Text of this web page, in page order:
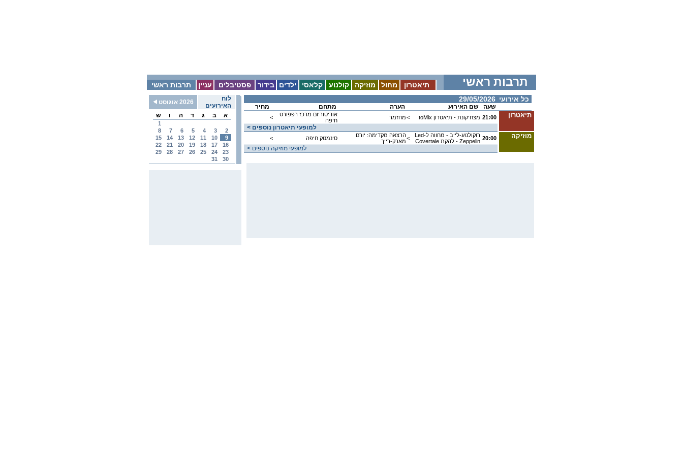
תרבות ראשי עניין פסטיבלים בידור ילדים קלאסי קולנוע מוזיקה מחול תיאטרון תרבות ראשי
לוח
האירועים
2026 אוגוסט
א
ב ג ד ה ו ש
1
2
3
4
5
6
7
8
9
10
11
12
13
14
15
16
17
18
19
20
21
22
23
24
25
26
27
28
29
30
31
כל אירועי
מחיר מתחם הערה שם האירוע שעה
<
אודיטוריום מרכז רפפורט
חיפה
מחזמר< מצחיקונת - תיאטרון toMix 21:00 תיאטרון
< למופעי תיאטרון נוספים
< סינמטק חיפה
הרצאה מקדימה: יורם
מארק-רייך<
רוקולנוע-לייב - מחווה ל-Led
Zeppelin - להקת Covertale 20:00 מוזיקה
< למופעי מוזיקה נוספים